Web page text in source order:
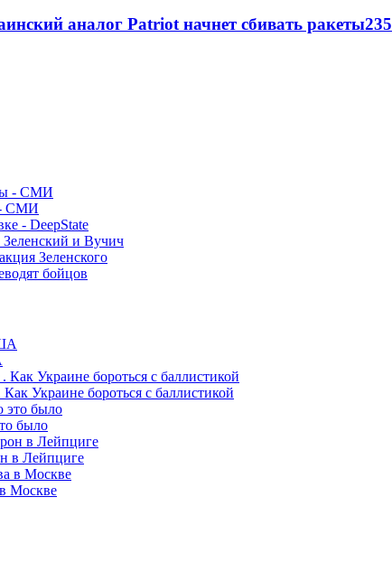
аналог Patriot начнет сбивать ракеты
- СМИ
- DeepState
Зеленский и Вучич
Зеленского
бойцов
Украине бороться с баллистикой
было
в Лейпциге
Москве